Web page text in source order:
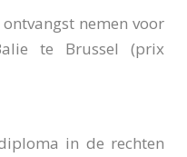
nemen voor
te Brussel (prix
in de rechten